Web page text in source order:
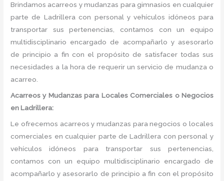
Brindamos acarreos y mudanzas para gimnasios en cualquier
parte de Ladrillera con personal y vehículos idóneos para
transportar sus pertenencias, contamos con un equipo
multidisciplinario encargado de acompañarlo y asesorarlo
de principio a fin con el propósito de satisfacer todas sus
necesidades a la hora de requerir un servicio de mudanza o
acarreo.
Acarreos y Mudanzas para Locales Comerciales o Negocios
en Ladrillera:
Le ofrecemos acarreos y mudanzas para negocios o locales
comerciales en cualquier parte de Ladrillera con personal y
vehículos idóneos para transportar sus pertenencias,
contamos con un equipo multidisciplinario encargado de
acompañarlo y asesorarlo de principio a fin con el propósito